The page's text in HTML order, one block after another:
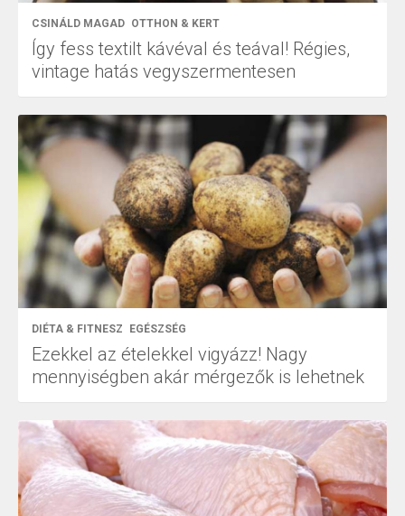
CSINÁLD MAGAD OTTHON & KERT
Így fess textilt kávéval és teával! Régies,
vintage hatás vegyszermentesen
DIÉTA & FITNESZ EGÉSZSÉG
Ezekkel az ételekkel vigyázz! Nagy
mennyiségben akár mérgezők is lehetnek